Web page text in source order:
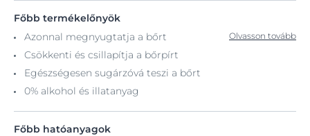
Főbb termékelőnyök
Azonnal megnyugtatja a bőrt
Csökkenti és csillapítja a bőrpírt
Egészségesen sugárzóvá teszi a bőrt
0% alkohol és illatanyag
Olvasson tovább
Főbb hatóanyagok